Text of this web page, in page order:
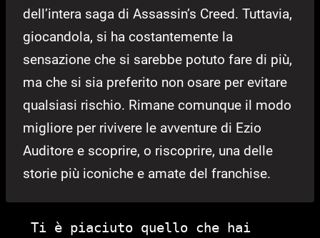
dell’intera saga di Assassin’s Creed. Tuttavia,
giocandola, si ha costantemente la
sensazione che si sarebbe potuto fare di più,
ma che si sia preferito non osare per evitare
qualsiasi rischio. Rimane comunque il modo
migliore per rivivere le avventure di Ezio
Auditore e scoprire, o riscoprire, una delle
storie più iconiche e amate del franchise.
Ti è piaciuto quello che hai